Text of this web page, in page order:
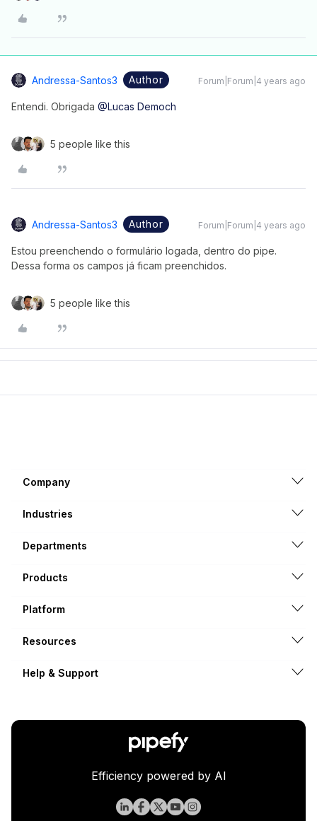
Andressa-Santos3 Author Forum|Forum|4 years ago
Entendi. Obrigada @Lucas Democh
5 people like this
Andressa-Santos3 Author Forum|Forum|4 years ago
Estou preenchendo o formulário logada, dentro do pipe.
Dessa forma os campos já ficam preenchidos.
5 people like this
Company
Industries
Departments
Products
Platform
Resources
Help & Support
Efficiency powered by AI